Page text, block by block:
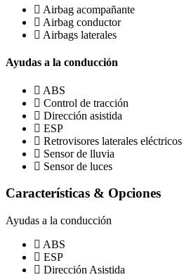
Airbag acompañante
Airbag conductor
Airbags laterales
Ayudas a la conducción
ABS
Control de tracción
Dirección asistida
ESP
Retrovisores laterales eléctricos
Sensor de lluvia
Sensor de luces
Características & Opciones
Ayudas a la conducción
ABS
ESP
Dirección Asistida